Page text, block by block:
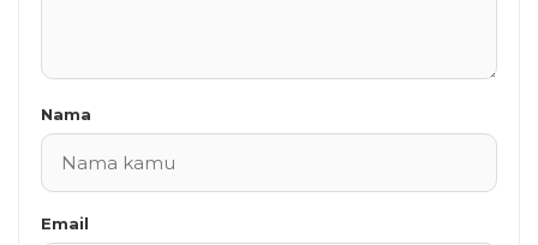
Nama
Email